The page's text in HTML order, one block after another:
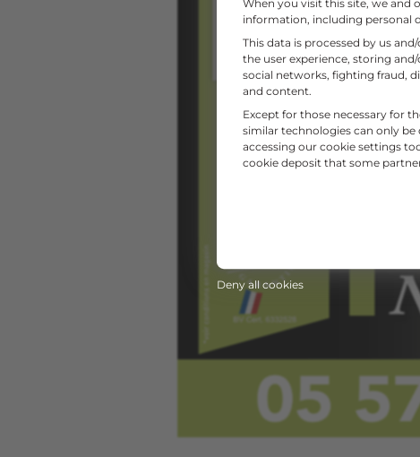
Deny all cookies
When you visit this site, we and
information, including personal
This data is processed by us
the user experience, storing
social networks, fighting fraud,
and content.
Except for those necessary for
similar technologies can only
accessing our cookie settings
cookie deposit that some